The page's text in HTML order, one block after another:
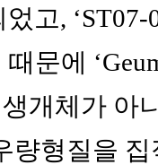
고,
문에
개체가 아
량형질을